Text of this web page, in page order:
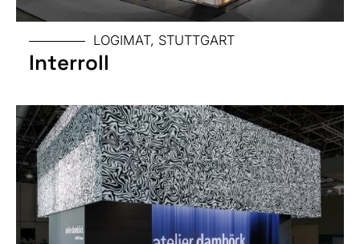
LOGIMAT, STUTTGART
Interroll
MESSE